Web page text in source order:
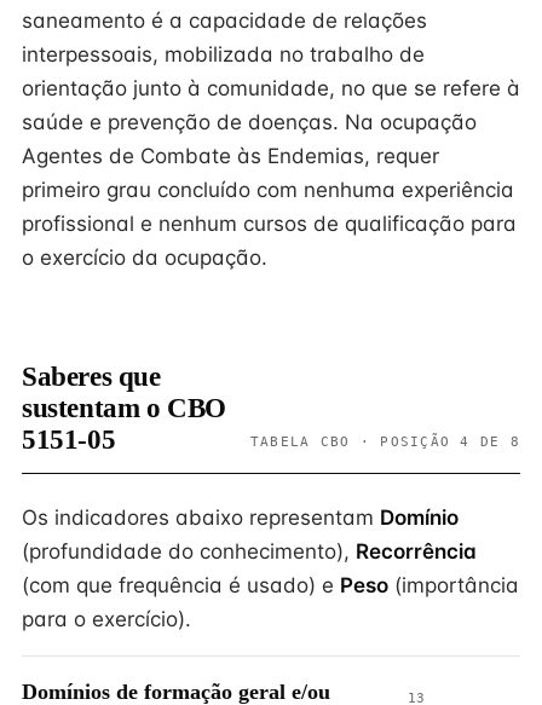
saneamento é a capacidade de relações
interpessoais, mobilizada no trabalho de
orientação junto à comunidade, no que se refere à
saúde e prevenção de doenças. Na ocupação
Agentes de Combate às Endemias, requer
primeiro grau concluído com nenhuma experiência
profissional e nenhum cursos de qualificação para
o exercício da ocupação.
Saberes que
sustentam o CBO
5151-05
TABELA CBO · POSIÇÃO 4 DE 8
Os indicadores abaixo representam Domínio
(profundidade do conhecimento), Recorrência
(com que frequência é usado) e Peso (importância
para o exercício).
Domínios de formação geral e/ou 13